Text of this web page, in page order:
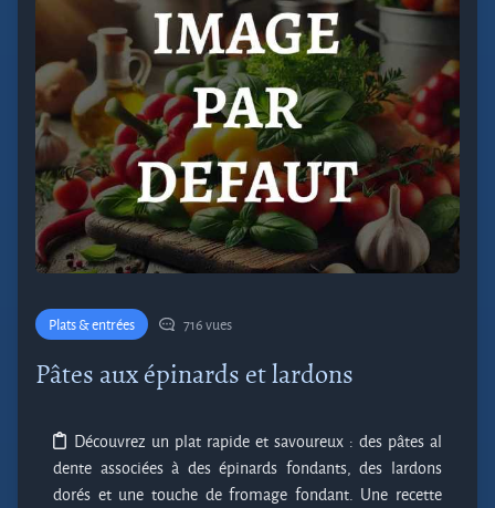
Plats & entrées 716 vues
Pâtes aux épinards et lardons
Découvrez un plat rapide et savoureux : des pâtes al
dente associées à des épinards fondants, des lardons
dorés et une touche de fromage fondant. Une recette